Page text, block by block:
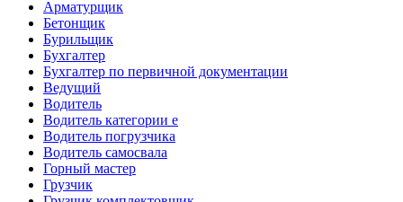
Арматурщик
Бетонщик
Бурильщик
Бухгалтер
Бухгалтер по первичной документации
Ведущий
Водитель
Водитель категории е
Водитель погрузчика
Водитель самосвала
Горный мастер
Грузчик